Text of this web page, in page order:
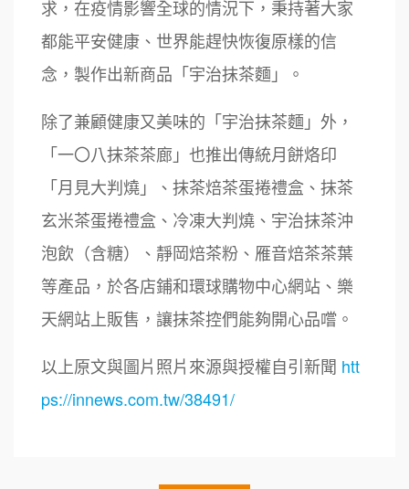
求，在疫情影響全球的情況下，秉持著大家
都能平安健康、世界能趕快恢復原樣的信
念，製作出新商品「宇治抹茶麵」。
除了兼顧健康又美味的「宇治抹茶麵」外，
「一〇八抹茶茶廊」也推出傳統月餅烙印
「月見大判燒」、抹茶焙茶蛋捲禮盒、抹茶
玄米茶蛋捲禮盒、冷凍大判燒、宇治抹茶沖
泡飲（含糖）、靜岡焙茶粉、雁音焙茶茶葉
等產品，於各店鋪和環球購物中心網站、樂
天網站上販售，讓抹茶控們能夠開心品嚐。
以上原文與圖片照片來源與授權自引新聞 htt
ps://innews.com.tw/38491/
鼎威維修
88thai發發泰-泰式飯行家
呷尚寶
SHARE TEA歇腳亭
10 TEA TOP台灣第一味
周 先生/小姐 台北
加盟預算 100萬 ~150萬
徐 先生/小姐 新北市
加盟預算 50萬~75萬
何 先生/小姐 台南
加盟預算